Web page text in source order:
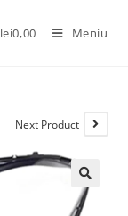
lei0,00 Meniu
Next Product
🔍